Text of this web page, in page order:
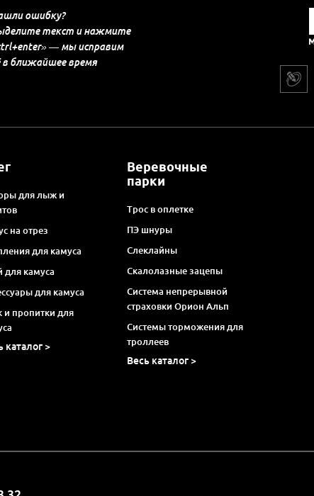
ошибку?
текст и нажмите
— мы исправим
в ближайшее время
для лыж и
на отрез
для камуса
для камуса
для камуса
и пропитки для
каталог >
Веревочные
парки
Трос в оплетке
ПЭ шнуры
Слеклайны
Скалолазные зацепы
Система непрерывной
страховки Орион Альп
Системы торможения для
троллеев
Весь каталог >